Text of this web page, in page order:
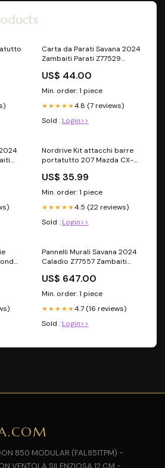
Carta da Parati Savana 2024
Zambaiti Parati Z77529
US$ 44.00
Min. order: 1 piece
★★★★★4.8 (7 reviews)
Sold : Login>>
Nordrive Kit attacchi barre
portatutto 207 Mazda CX-5
N21207 25
US$ 35.99
Min. order: 1 piece
★★★★★4.5 (22 reviews)
Sold : Login>>
Pannelli Murali Savana 2024
Caladio Z77557 Zambaiti
US$ 647.00
Min. order: 1 piece
★★★★★4.7 (16 reviews)
Sold : Login>>
850 MODULAR (FAL851TPM) -
VENTOLA SILENZIOSA 12 CM -